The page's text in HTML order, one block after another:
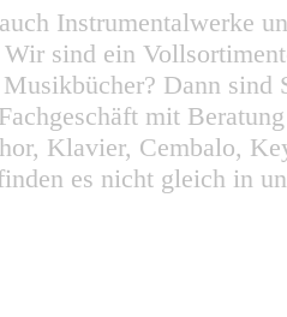
Instrumentalwerke
sind ein
Dann
mit
Klavier, Cembalo,
es nicht gleich in